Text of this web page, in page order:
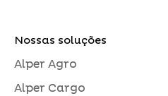
Nossas soluções
Alper Agro
Alper Cargo